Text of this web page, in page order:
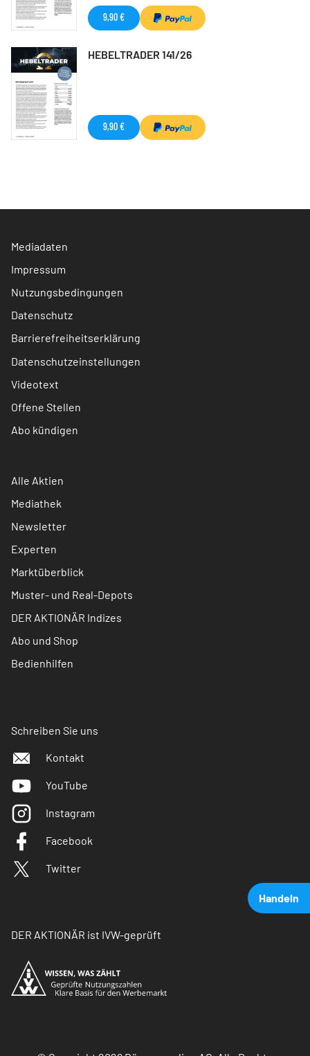
Handeln
9,90 €
HEBELTRADER 141/26
9,90 €
Mediadaten
Impressum
Nutzungsbedingungen
Datenschutz
Barrierefreiheitserklärung
Datenschutzeinstellungen
Videotext
Offene Stellen
Abo kündigen
Alle Aktien
Mediathek
Newsletter
Experten
Marktüberblick
Muster- und Real-Depots
DER AKTIONÄR Indizes
Abo und Shop
Bedienhilfen
Schreiben Sie uns
Kontakt
YouTube
Instagram
Facebook
Twitter
DER AKTIONÄR ist IVW-geprüft